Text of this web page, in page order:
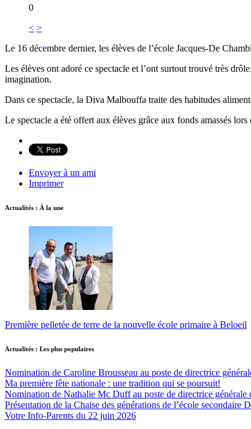
0
< >
Le 16 décembre dernier, les élèves de l’école Jacques-De
Les élèves ont adoré ce spectacle et l’ont surtout trouvé très
imagination.
Dans ce spectacle, la Diva Malbouffa traite des habitudes
Le spectacle a été offert aux élèves grâce aux fonds amassés
Envoyer à un ami
Imprimer
Actualités : À la une
Première pelletée de terre de la nouvelle école primaire à Beloeil
Actualités : Les plus populaires
Nomination de Caroline Brousseau au poste de directrice
Ma première fête nationale : une tradition qui se poursuit!
Nomination de Nathalie Mc Duff au poste de directrice générale
Présentation de la Chaise des générations de l’école secondaire
Votre Info-Parents du 22 juin 2026